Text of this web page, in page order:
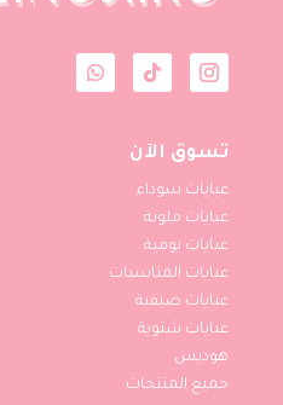
تسوق الآن
عبايات سوداء
عبايات ملونة
عبايات يومية
عبايات المناسبات
عبايات صيفية
عبايات شتوية
هوديس
جميع المنتجات